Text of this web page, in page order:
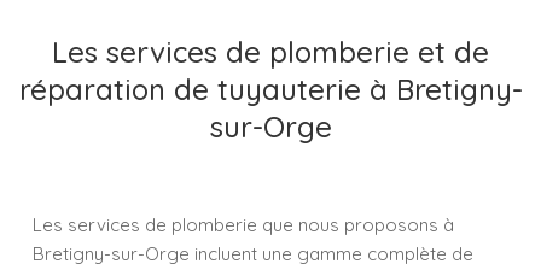
Les services de plomberie et de
réparation de tuyauterie à Bretigny-
sur-Orge
Les services de plomberie que nous proposons à
Bretigny-sur-Orge incluent une gamme complète de